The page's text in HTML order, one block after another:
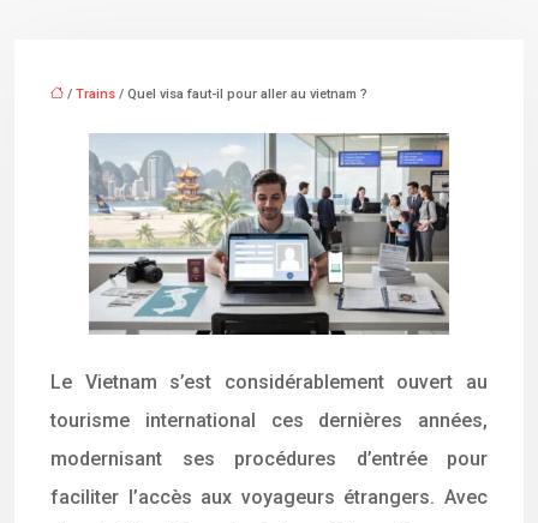
/ Trains / Quel visa faut-il pour aller au vietnam ?
Le Vietnam s’est considérablement ouvert au
tourisme international ces dernières années,
modernisant ses procédures d’entrée pour
faciliter l’accès aux voyageurs étrangers. Avec